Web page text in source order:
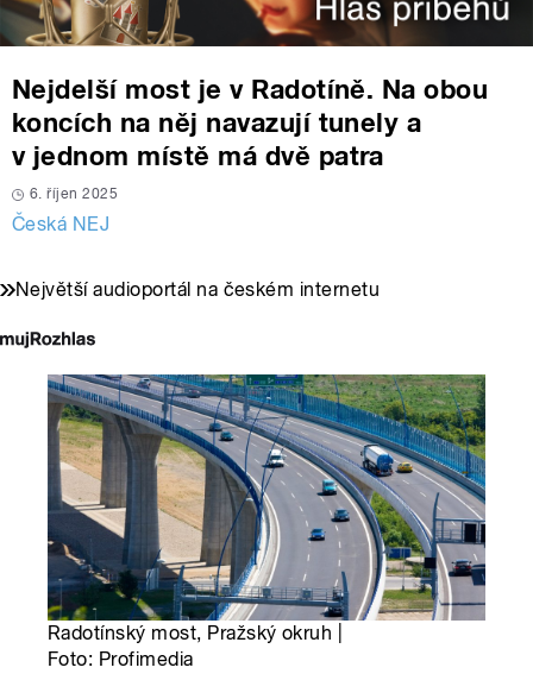
Nejdelší most je v Radotíně. Na obou
koncích na něj navazují tunely a
v jednom místě má dvě patra
6. říjen 2025
Česká NEJ
Největší audioportál na českém internetu
Radotínský most, Pražský okruh |
Foto: Profimedia